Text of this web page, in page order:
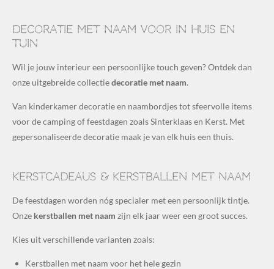
Decoratie met naam voor in huis en
tuin
Wil je jouw interieur een persoonlijke touch geven? Ontdek dan
onze uitgebreide collectiedecoratie met naam.
Van kinderkamer decoratie en naambordjes tot sfeervolle items
voor de camping of feestdagen zoals Sinterklaas en Kerst. Met
gepersonaliseerde decoratie maak je van elk huis een thuis.
Kerstcadeaus & kerstballen met naam
De feestdagen worden nóg specialer met een persoonlijk tintje.
Onze kerstballen met naam zijn elk jaar weer een groot succes.
Kies uit verschillende varianten zoals:
Kerstballen met naam voor het hele gezin